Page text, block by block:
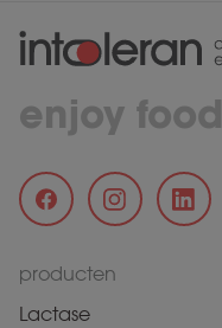
enjoy food
producten
Lactase